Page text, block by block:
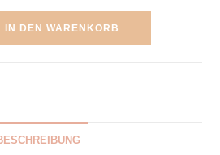
IN DEN WARENKORB